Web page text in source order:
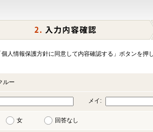
人情報保護方針に同意して内容確認する」ボタンを押
ルー
メイ:
女 回答なし